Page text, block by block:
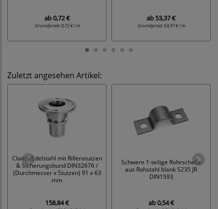
ab0,72 €
Grundpreis:0,72 € / m
ab 53,37 €
Grundpreis:53,37 € / m
Zuletzt angesehen Artikel:
Clamp Edelstahl mit Rillenstutzen
& Sicherungsbund DIN32676 /
(Durchmesser x Stutzen) 91 x 63
mm
158,84 €
Schwere 1-teilige Rohrschelle
aus Rohstahl blank S235 JR
DIN1593
ab0,54 €